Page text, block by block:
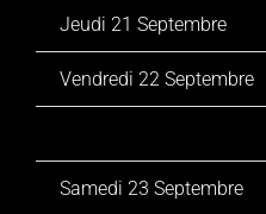
Jeudi 21 Septembre
Vendredi 22 Septembre
Samedi 23 Septembre